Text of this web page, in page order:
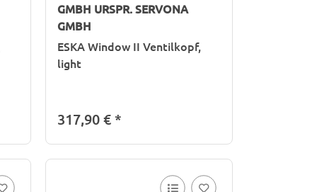
GMBH URSPR. SERVONA
GMBH
ESKA Window II Ventilkopf,
light
317,90 €*